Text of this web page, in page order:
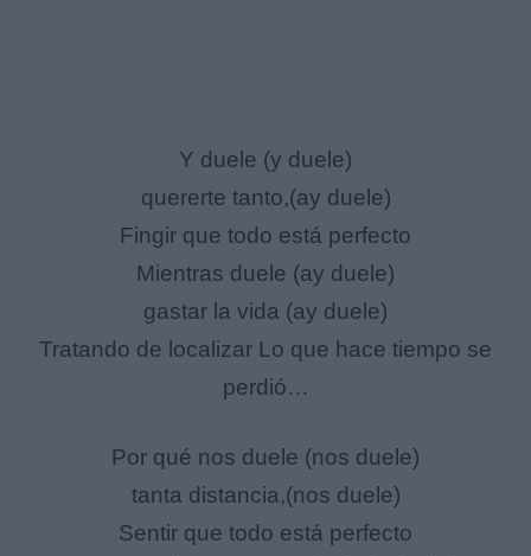
Y duele (y duele)
quererte tanto,(ay duele)
Fingir que todo está perfecto
Mientras duele (ay duele)
gastar la vida (ay duele)
Tratando de localizar Lo que hace tiempo se
perdió…
Por qué nos duele (nos duele)
tanta distancia,(nos duele)
Sentir que todo está perfecto